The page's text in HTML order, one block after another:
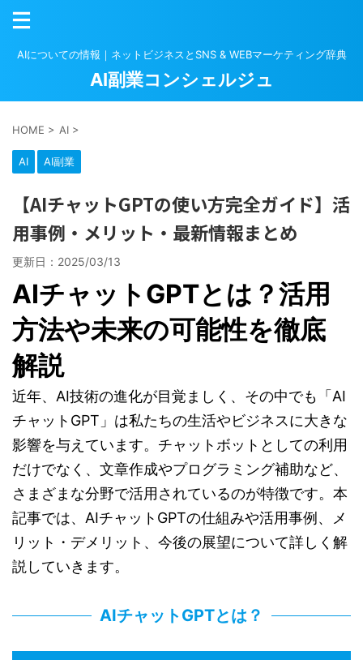
AIについての情報｜ネットビジネスとSNS & WEBマーケティング辞典
AI副業コンシェルジュ
HOME > AI >
AI AI副業
【AIチャットGPTの使い方完全ガイド】活
用事例・メリット・最新情報まとめ
更新日： 2025/03/13
AIチャットGPTとは？活用
方法や未来の可能性を徹底
解説
近年、AI技術の進化が目覚ましく、その中でも「AI
チャットGPT」は私たちの生活やビジネスに大きな
影響を与えています。チャットボットとしての利用
だけでなく、文章作成やプログラミング補助など、
さまざまな分野で活用されているのが特徴です。本
記事では、AIチャットGPTの仕組みや活用事例、メ
リット・デメリット、今後の展望について詳しく解
説していきます。
AIチャットGPTとは？